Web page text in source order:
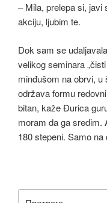
– Mila, prelepa si,
akciju, ljubim te.
Dok sam se
velikog seminara
minđušom na obrvi, u
održava formu
bitan, kaže Đurica
moram da ga sredim.
180 stepeni. Samo na